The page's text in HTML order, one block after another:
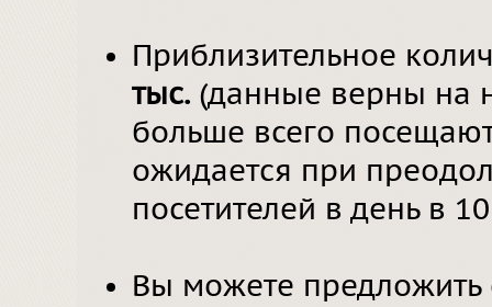
Приблизительное
тыс. (данные верны на
больше всего
ожидается при
посетителей в день в
Вы можете предложить